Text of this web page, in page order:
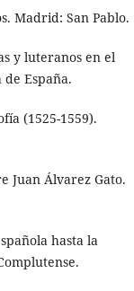
Madrid: San Pablo.
y luteranos en el
España.
(1525-1559).
Juan Álvarez Gato.
hasta la